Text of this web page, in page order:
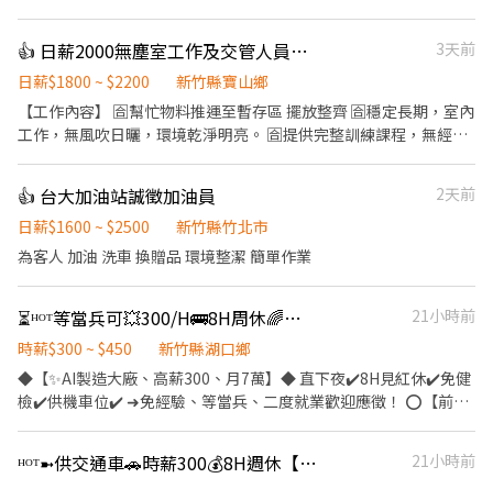
善培訓】➟免經驗 / 免學歷 / 高錄取 【免無塵衣】➟僅穿靜電衣 【提
供團膳】➟公司供餐, 平日加班2H以上/假日加班會有60餐費補助
【週週領薪】➟週週領高達5000元，免手續費 【方便停車】➟廠內
免費停放機車位 ▬▬▬◢┃職缺介紹┃◣▬▬▬ ◈地點： 【湖口
電腦零件組裝、包裝、測試、機台操作 ◈休假：週休二日 ◈間休：
上下各15分鐘間休、用餐40分鐘 ◈工作時間/薪資待遇： ▶️【日
班】：08:00~17:00 ▶️【薪水】：高時薪$260起 ➜$45750起~加班
高達$60000 ▬▬▬▬ ▶️【夜班】：20:00~05:00 ▶️【薪水】：高時
薪$300起 ➜$52800起~加班高達$67800 ⭐️假日加班4H以上會有交
通津貼300元 ☑每月5號發薪/可週領薪 ☑享勞保、健保、勞退6% ☑
到職滿3個月，享有三節禮金/禮品 ▬▬▬▬【火速應徵】▬▬▬▬
☎【ㄌㄞˋ✚好友】➜【@228raira】✅截圖職缺 ☎【連結】➜
https://lin.ee/smq24dC ❌不抽成❌免服務費⭕️專業媒合安心面試
👍 日薪2000無塵室工作及交管人員｜穩定長期、無經驗可
3天前
日薪$1800 ~ $2200
新竹縣寶山鄉
【工作內容】 🈴幫忙物料推運至暫存區 擺放整齊 🈴穩定長期，室內
工作，無風吹日曬，環境乾淨明亮。 🈴提供完整訓練課程，無經驗
人員】 🉐動手能力佳，有興趣🉐願意學習、配合團隊作業有責任感
與安全意識 🉐有相關技術背景或有經驗佳，無經驗亦可 1.物料推運-
使用推車從A點推運至B點-[此工作需久站及走動］ 所以入職前去看
日（依能力與經驗調整） 💯公司提供制服與完善的教育訓練 💯穩定
班表
👍 台大加油站誠徵加油員
2天前
日薪$1600 ~ $2500
新竹縣竹北市
為客人 加油 洗車 換贈品 環境整潔 簡單作業
⏳ᴴᴼᵀ等當兵可💥300/H🚌8H周休🌈【智慧AI大廠►免無塵►免經驗✅
21小時前
時薪$300 ~ $450
新竹縣湖口鄉
◆【✨AI製造大廠、高薪300、月7萬】◆ 直下夜✔️8H見紅休✔️免健
檢✔️供機車位✔️ ➜免經驗、等當兵、二度就業歡迎應徵！ ⭕️【前
⭕️【環境】加班餐費補助$60、免費機車位 ⭕️【福利】加班費高、
ᴴᴼᵀ➼供交通車🚗時薪300💰8H週休【AI組包測🔻等當兵可✅免無塵✅供餐補助 21小時前